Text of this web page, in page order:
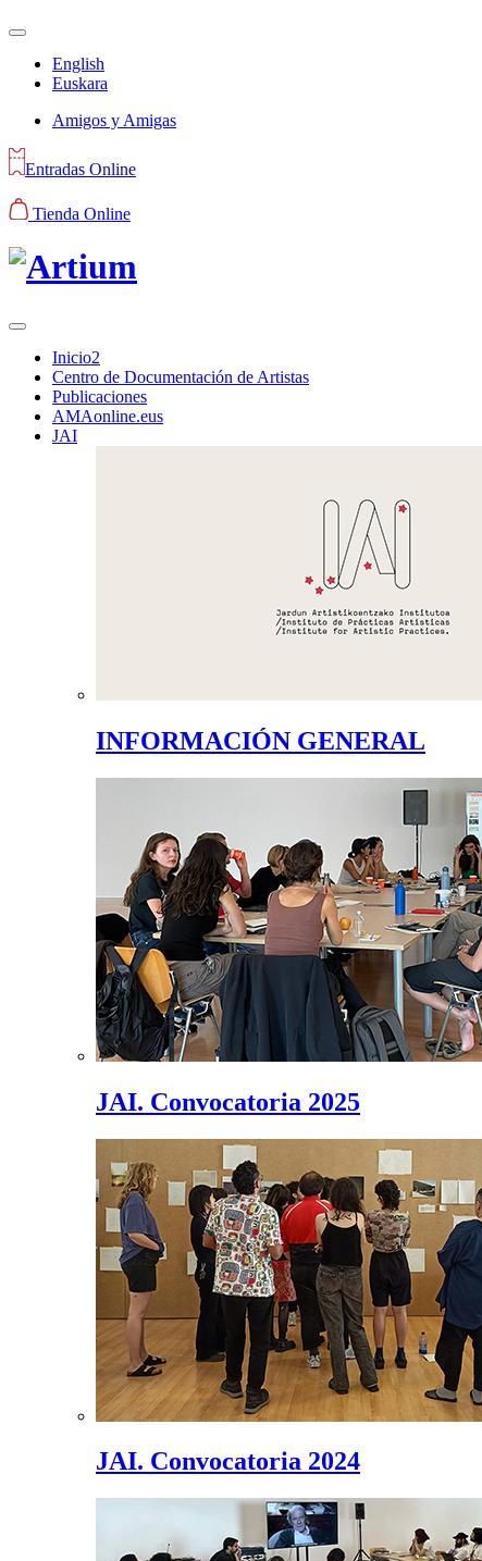
English
Euskara
Amigos y Amigas
Entradas Online
Tienda Online
Inicio2
Centro de Documentación de Artistas
Publicaciones
AMAonline.eus
JAI
INFORMACIÓN GENERAL
JAI. Convocatoria 2025
JAI. Convocatoria 2024